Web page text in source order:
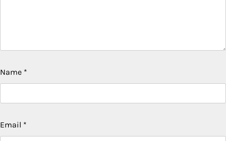
Name *
Email *